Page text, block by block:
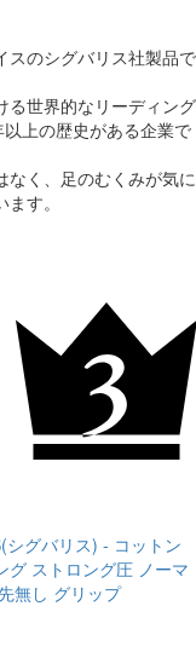
スのシグバリス社製品で
る世界的なリーディング
上の歴史がある企業で
なく、足のむくみが気に
す。
シグバリス) - コットン
グ ストロング圧 ノーマ
無し グリップ